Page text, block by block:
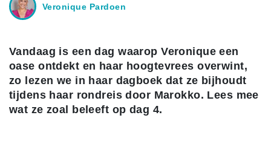
Veronique Pardoen
Vandaag is een dag waarop Veronique een
oase ontdekt en haar hoogtevrees overwint,
zo lezen we in haar dagboek dat ze bijhoudt
tijdens haar rondreis door Marokko. Lees mee
wat ze zoal beleeft op dag 4.